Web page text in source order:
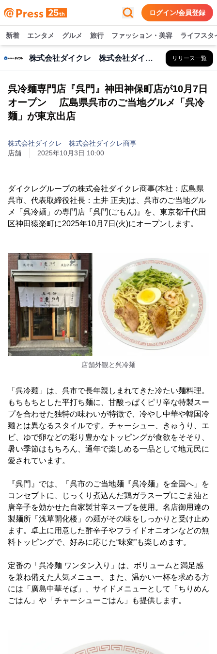
ログイン/会員登録
新着 エンタメ グルメ 旅行 ファッション・美容 ライフスタ
株式会社ダイクレ 株式会社ダイクレ商事 リリース一覧
呉冷麺専門店『呉門』神田神保町店が10月7日
オープン 広島県呉市のご当地グルメ「呉冷
麺」が東京出店
株式会社ダイクレ 株式会社ダイクレ商事
店舗
2025年10月3日 10:00
ダイクレグループの株式会社ダイクレ商事(本社：広島県
呉市、代表取締役社長：土井 正夫)は、呉市のご当地グル
メ「呉冷麺」の専門店『呉門(ごもん)』を、東京都千代田
区神田猿楽町に2025年10月7日(火)にオープンします。
店舗外観と呉冷麺
「呉冷麺」は、呉市で長年親しまれてきた冷たい麺料理。
もちもちとした平打ち麺に、甘酸っぱくピリ辛な特製スー
プを合わせた独特の味わいが特徴で、冷やし中華や韓国冷
麺とは異なるスタイルです。チャーシュー、きゅうり、エ
ビ、ゆで卵などの彩り豊かなトッピングが食欲をそそり、
暑い季節はもちろん、通年で楽しめる一品として地元民に
愛されています。
『呉門』では、「呉市のご当地麺『呉冷麺』を全国へ」を
コンセプトに、じっくり煮込んだ鶏ガラスープにごま油と
唐辛子を効かせた自家製甘辛スープを使用。名店御用達の
製麺所「浅草開化楼」の麺がその味をしっかりと受け止め
ます。卓上に用意した酢辛子やフライドオニオンなどの無
料トッピングで、好みに応じた“味変”も楽しめます。
定番の「呉冷麺 ワンタン入り」は、ボリュームと満足感
を兼ね備えた人気メニュー。また、温かい一杯を求める方
には「廣島中華そば」、サイドメニューとして「ちりめん
ごはん」や「チャーシューごはん」も提供します。